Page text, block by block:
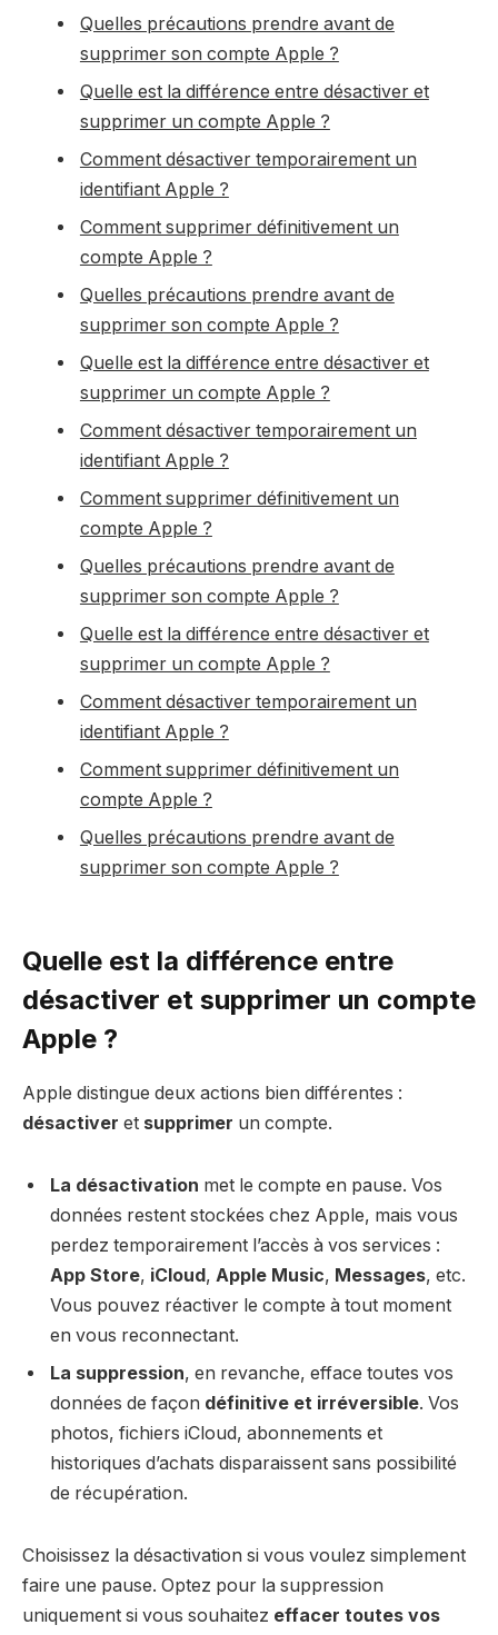
Quelles précautions prendre avant de
supprimer son compte Apple ?
Quelle est la différence entre désactiver et
supprimer un compte Apple ?
Comment désactiver temporairement un
identifiant Apple ?
Comment supprimer définitivement un
compte Apple ?
Quelles précautions prendre avant de
supprimer son compte Apple ?
Quelle est la différence entre désactiver et
supprimer un compte Apple ?
Comment désactiver temporairement un
identifiant Apple ?
Comment supprimer définitivement un
compte Apple ?
Quelles précautions prendre avant de
supprimer son compte Apple ?
Quelle est la différence entre désactiver et
supprimer un compte Apple ?
Comment désactiver temporairement un
identifiant Apple ?
Comment supprimer définitivement un
compte Apple ?
Quelles précautions prendre avant de
supprimer son compte Apple ?
Quelle est la différence entre
désactiver et supprimer un compte
Apple ?
Apple distingue deux actions bien différentes :
désactiver et supprimer un compte.
La désactivation met le compte en pause. Vos
données restent stockées chez Apple, mais vous
perdez temporairement l’accès à vos services :
App Store, iCloud, Apple Music, Messages, etc.
Vous pouvez réactiver le compte à tout moment
en vous reconnectant.
La suppression, en revanche, efface toutes vos
données de façon définitive et irréversible. Vos
photos, fichiers iCloud, abonnements et
historiques d’achats disparaissent sans possibilité
de récupération.
Choisissez la désactivation si vous voulez simplement
faire une pause. Optez pour la suppression
uniquement si vous souhaitez effacer toutes vos